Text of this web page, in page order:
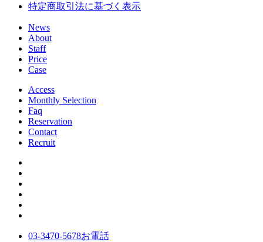
特定商取引法に基づく表示
News
About
Staff
Price
Case
Access
Monthly Selection
Faq
Reservation
Contact
Recruit
03-3470-5678お電話